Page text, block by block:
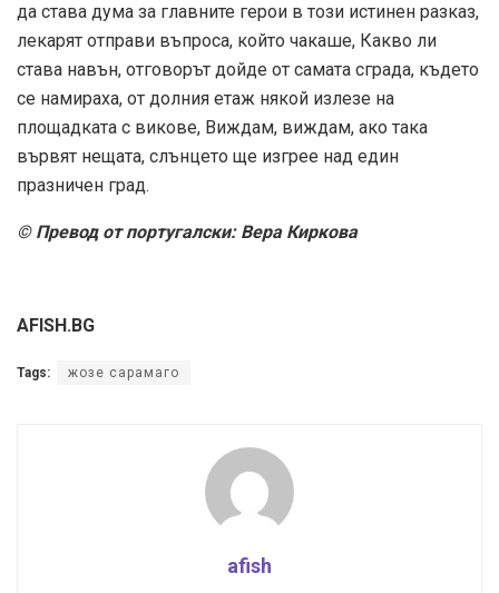
да става дума за главните герои в този истинен разказ,
лекарят отправи въпроса, който чакаше, Какво ли
става навън, отговорът дойде от самата сграда, където
се намираха, от долния етаж някой излезе на
площадката с викове, Виждам, виждам, ако така
вървят нещата, слънцето ще изгрее над един
празничен град.
© Превод от португалски: Вера Киркова
AFISH.BG
Tags: жозе сарамаго
afish